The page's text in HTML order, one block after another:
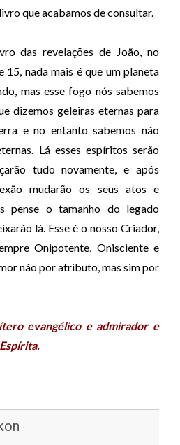
que acabamos de consultar.
das revelações de João, no
15, nada mais é que um planeta
mas esse fogo nós sabemos
dizemos geleiras eternas para
e no entanto sabemos não
Lá esses espíritos serão
tudo novamente, e após
mudarão os seus atos e
pense o tamanho do legado
lá. Esse é o nosso Criador,
Onipotente, Onisciente e
não por atributo, mas sim por
evangélico e admirador e